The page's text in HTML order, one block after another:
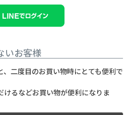
いお客様
二度目のお買い物時にとても便利で
るなどお買い物が便利になりま